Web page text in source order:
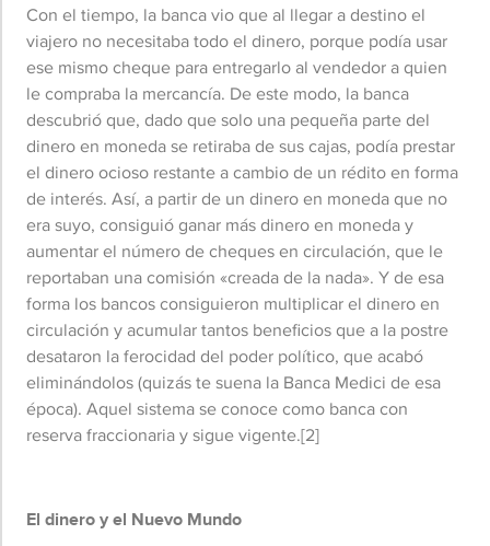
Con el tiempo, la banca vio que al llegar a destino el
viajero no necesitaba todo el dinero, porque podía usar
ese mismo cheque para entregarlo al vendedor a quien
le compraba la mercancía. De este modo, la banca
descubrió que, dado que solo una pequeña parte del
dinero en moneda se retiraba de sus cajas, podía prestar
el dinero ocioso restante a cambio de un rédito en forma
de interés. Así, a partir de un dinero en moneda que no
era suyo, consiguió ganar más dinero en moneda y
aumentar el número de cheques en circulación, que le
reportaban una comisión «creada de la nada». Y de esa
forma los bancos consiguieron multiplicar el dinero en
circulación y acumular tantos beneficios que a la postre
desataron la ferocidad del poder político, que acabó
eliminándolos (quizás te suena la Banca Medici de esa
época). Aquel sistema se conoce como banca con
reserva fraccionaria y sigue vigente.[2]
El dinero y el Nuevo Mundo